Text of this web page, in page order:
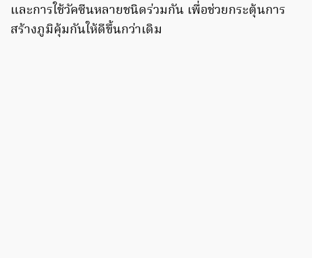
และการใช้วัคซีนหลายชนิดร่วมกัน เพื่อช่วยกระตุ้นการ
สร้างภูมิคุ้มกันให้ดีขึ้นกว่าเดิม